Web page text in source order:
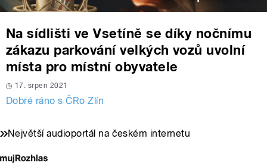
Na sídlišti ve Vsetíně se díky nočnímu
zákazu parkování velkých vozů uvolní
místa pro místní obyvatele
17. srpen 2021
Dobré ráno s ČRo Zlín
Největší audioportál na českém internetu